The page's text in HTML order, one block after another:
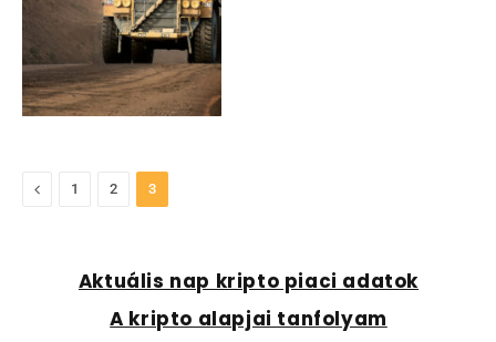
Previous
1 2 3
Aktuális nap kripto piaci adatok
A kripto alapjai tanfolyam